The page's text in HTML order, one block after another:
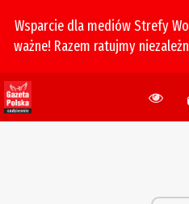
Wsparcie dla mediów Strefy
ważne! Razem ratujmy